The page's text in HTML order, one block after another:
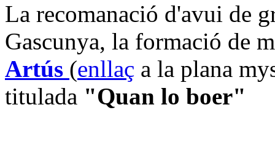
La recomanació d'avui de
Gascunya, la formació de
Artús (enllaç a la plana
titulada "Quan lo boer"